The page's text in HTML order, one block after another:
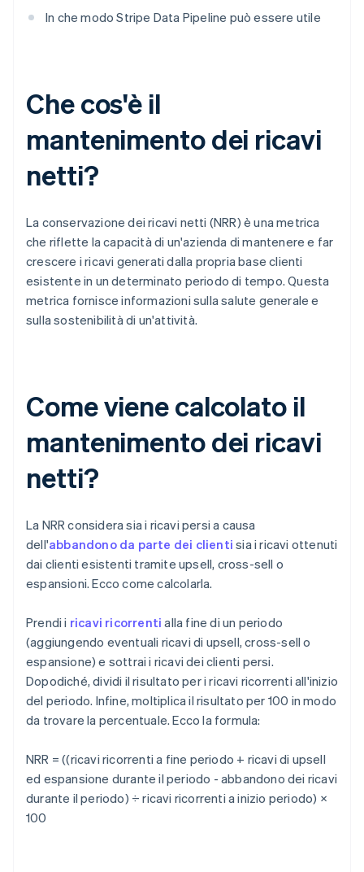
In che modo Stripe Data Pipeline può essere utile
Che cos'è il
mantenimento dei ricavi
netti?
La conservazione dei ricavi netti (NRR) è una metrica
che riflette la capacità di un'azienda di mantenere e far
crescere i ricavi generati dalla propria base clienti
esistente in un determinato periodo di tempo. Questa
metrica fornisce informazioni sulla salute generale e
sulla sostenibilità di un'attività.
Come viene calcolato il
mantenimento dei ricavi
netti?
La NRR considera sia i ricavi persi a causa
dell'abbandono da parte dei clienti sia i ricavi ottenuti
dai clienti esistenti tramite upsell, cross-sell o
espansioni. Ecco come calcolarla.
Prendi i ricavi ricorrenti alla fine di un periodo
(aggiungendo eventuali ricavi di upsell, cross-sell o
espansione) e sottrai i ricavi dei clienti persi.
Dopodiché, dividi il risultato per i ricavi ricorrenti all'inizio
del periodo. Infine, moltiplica il risultato per 100 in modo
da trovare la percentuale. Ecco la formula:
NRR = ((ricavi ricorrenti a fine periodo + ricavi di upsell
ed espansione durante il periodo - abbandono dei ricavi
durante il periodo) ÷ ricavi ricorrenti a inizio periodo) ×
100